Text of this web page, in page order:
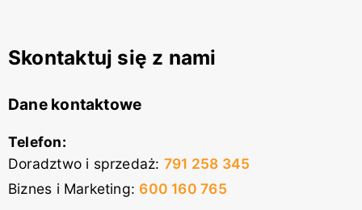
Skontaktuj się z nami
Dane kontaktowe
Telefon:
Doradztwo i sprzedaż: 791 258 345
Biznes i Marketing: 600 160 765